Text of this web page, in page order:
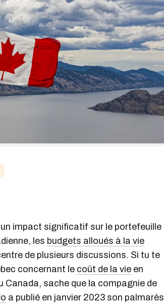
impact significatif sur le portefeuille
les budgets alloués à la vie
de plusieurs discussions. Si tu te
concernant le coût de la vie en
Canada, sache que la compagnie de
a publié en janvier 2023 son palmarès